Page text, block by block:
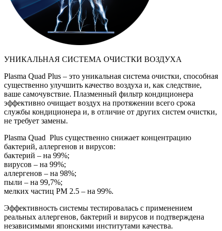
УНИКАЛЬНАЯ СИСТЕМА ОЧИСТКИ ВОЗДУХА
Plasma Quad Plus – это уникальная система очистки, способная
существенно улучшить качество воздуха и, как следствие,
ваше самочувствие. Плазменный фильтр кондиционера
эффективно очищает воздух на протяжении всего срока
службы кондиционера и, в отличие от других систем очистки,
не требует замены.
Plasma Quad Plus существенно снижает концентрацию
бактерий, аллергенов и вирусов:
бактерий – на 99%;
вирусов – на 99%;
аллергенов – на 98%;
пыли – на 99,7%;
мелких частиц PM 2.5 – на 99%.
Эффективность системы тестировалась с применением
реальных аллергенов, бактерий и вирусов и подтверждена
независимыми японскими институтами качества.